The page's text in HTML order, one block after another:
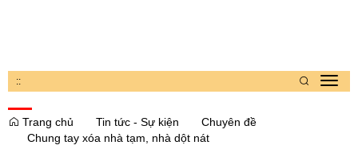
::
Trang chủ
Tin tức - Sự kiện
Chuyên đề
Chung tay xóa nhà tạm, nhà dột nát